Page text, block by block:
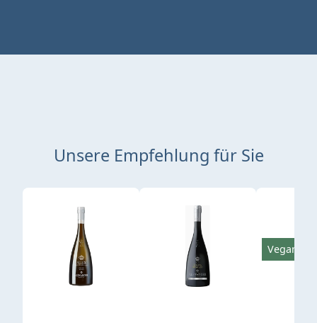
Unsere Empfehlung für Sie
Produktgalerie überspringen
Vegan